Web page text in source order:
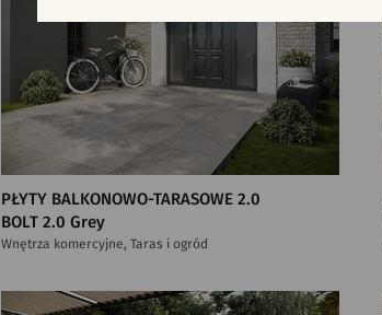
PŁYTY BALKONOWO-TARASOWE 2.0
BOLT 2.0 Grey
Wnętrza komercyjne, Taras i ogród